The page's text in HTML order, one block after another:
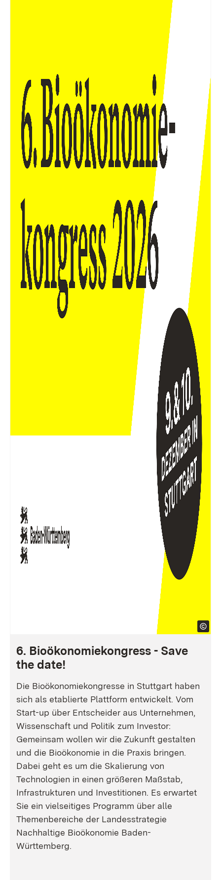
6. Bioökonomiekongress - Save
the date!
Die Bioökonomiekongresse in Stuttgart haben
sich als etablierte Plattform entwickelt. Vom
Start-up über Entscheider aus Unternehmen,
Wissenschaft und Politik zum Investor:
Gemeinsam wollen wir die Zukunft gestalten
und die Bioökonomie in die Praxis bringen.
Dabei geht es um die Skalierung von
Technologien in einen größeren Maßstab,
Infrastrukturen und Investitionen. Es erwartet
Sie ein vielseitiges Programm über alle
Themenbereiche der Landesstrategie
Nachhaltige Bioökonomie Baden-
Württemberg.